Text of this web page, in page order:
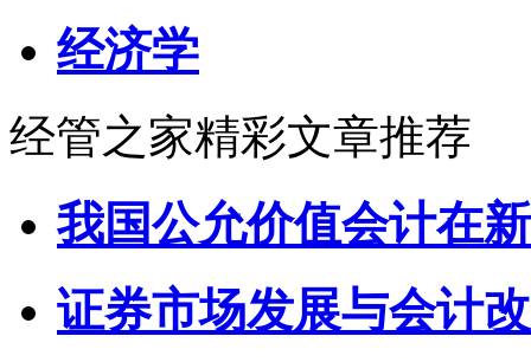
经济学
经管之家精彩文章推荐
我国公允价值会计在
证券市场发展与会计